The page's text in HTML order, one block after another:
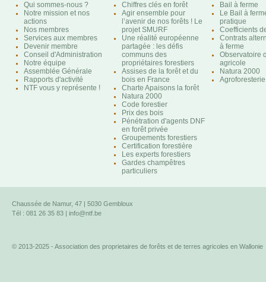
Qui sommes-nous ?
Notre mission et nos
actions
Nos membres
Services aux membres
Devenir membre
Conseil d'Administration
Notre équipe
Assemblée Générale
Rapports d'activité
NTF vous y représente !
Chiffres clés en forêt
Agir ensemble pour
l’avenir de nos forêts ! Le
projet SMURF
Une réalité européenne
partagée : les défis
communs des
propriétaires forestiers
Assises de la forêt et du
bois en France
Charte Apaisons la forêt
Natura 2000
Code forestier
Prix des bois
Pénétration d'agents DNF
en forêt privée
Groupements forestiers
Certification forestière
Les experts forestiers
Gardes champêtres
particuliers
Bail à ferme
Le Bail à
pratique
Coefficients
Contrats
à ferme
Observatoire
agricole
Natura 2000
Chaussée de Namur, 47 | 5030 Gembloux
Tél : 081 26 35 83 | info@ntf.be
© 2013-2025 - Association des proprietaires de forêts et de terres agricoles en Wallonie